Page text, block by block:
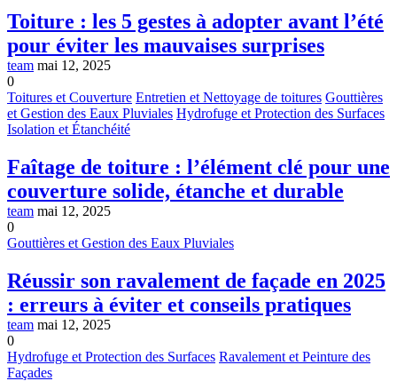
Toiture : les 5 gestes à adopter avant l’été
pour éviter les mauvaises surprises
team mai 12, 2025
0
Toitures et Couverture Entretien et Nettoyage de toitures Gouttières
et Gestion des Eaux Pluviales Hydrofuge et Protection des Surfaces
Isolation et Étanchéité
Faîtage de toiture : l’élément clé pour une
couverture solide, étanche et durable
team mai 12, 2025
0
Gouttières et Gestion des Eaux Pluviales
Réussir son ravalement de façade en 2025
: erreurs à éviter et conseils pratiques
team mai 12, 2025
0
Hydrofuge et Protection des Surfaces Ravalement et Peinture des
Façades